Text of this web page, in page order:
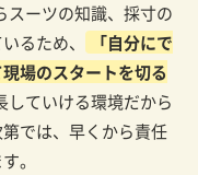
スーツの知識、採寸の
るため、
「自分にで
場のスタートを切る
していける環境だから
では、早くから責任
。